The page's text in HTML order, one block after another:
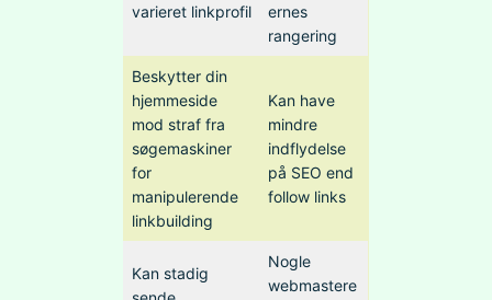
varieret linkprofil
ernes
rangering
Beskytter din
hjemmeside
mod straf fra
søgemaskiner
for
manipulerende
linkbuilding
Kan have
mindre
indflydelse
på SEO end
follow links
Kan stadig
Nogle
webmastere